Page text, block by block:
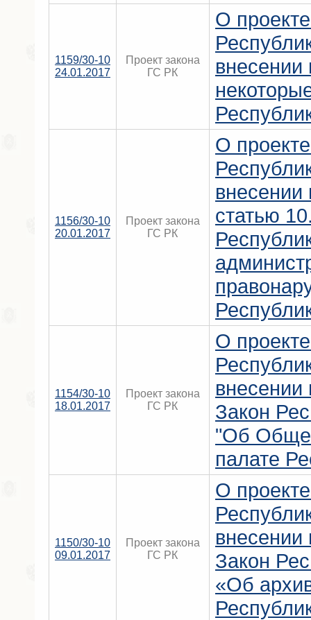
1159/30-10
24.01.2017
Проект закона
ГС РК
О
внесении
1156/30-10
20.01.2017
Проект закона
ГС РК
О
внесении
статью
1154/30-10
18.01.2017
Проект закона
ГС РК
О
внесении
Закон
"Об
палате
1150/30-10
09.01.2017
Проект закона
ГС РК
О
внесении
Закон
«Об